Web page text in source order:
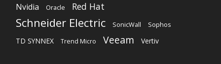
Nvidia
Oracle Red Hat
Schneider Electric SonicWall Sophos
TD SYNNEX Trend Micro Veeam Vertiv